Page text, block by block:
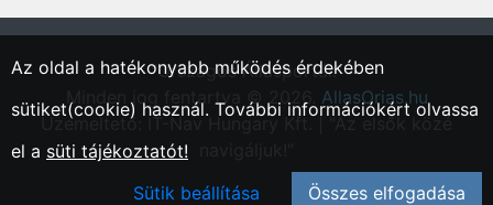
"Országos Állásportál."
Minden jog fentartva © 2026. AllasOrias.hu
Üzemeltető: IT-Nav Hungary Kft. | "Az elsők közé
Az oldal a hatékonyabb működés érdekében
sütiket(cookie) használ. További információkért olvassa
el a süti tájékoztatót!
Sütik beállítása
Összes elfogadása